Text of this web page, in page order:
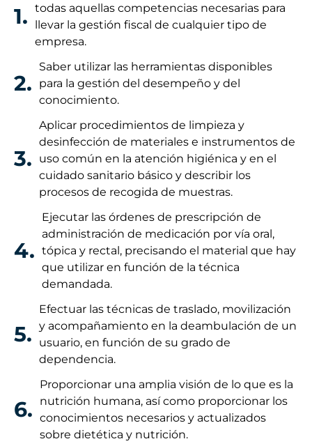
1. todas aquellas competencias necesarias para
llevar la gestión fiscal de cualquier tipo de
empresa.
2.
Saber utilizar las herramientas disponibles
para la gestión del desempeño y del
conocimiento.
3.
Aplicar procedimientos de limpieza y
desinfección de materiales e instrumentos de
uso común en la atención higiénica y en el
cuidado sanitario básico y describir los
procesos de recogida de muestras.
4.
Ejecutar las órdenes de prescripción de
administración de medicación por vía oral,
tópica y rectal, precisando el material que hay
que utilizar en función de la técnica
demandada.
5.
Efectuar las técnicas de traslado, movilización
y acompañamiento en la deambulación de un
usuario, en función de su grado de
dependencia.
6.
Proporcionar una amplia visión de lo que es la
nutrición humana, así como proporcionar los
conocimientos necesarios y actualizados
sobre dietética y nutrición.